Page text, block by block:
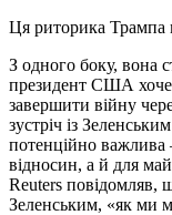
Ця риторика Трампа
З одного боку, вона
президент США хоче
завершити війну
зустріч із
потенційно
відносин, а й для
Reuters повідомляв,
Зеленським, «як ми